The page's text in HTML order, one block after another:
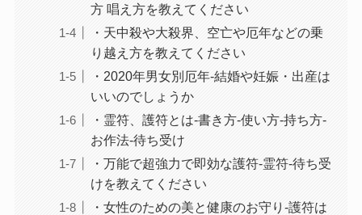
方 唱え方を教えてください
・天中殺や大殺界、空亡や厄年などの乗
り越え方を教えてください
・2020年男女別厄年-結婚や妊娠・出産は
いいのでしょうか
・霊符、護符とは-書き方-使い方-持ち方-
お作法-待ち受け
・万能で超強力で即効な護符-霊符-待ち受
けを教えてください
・女性のための美と健康のお守り-護符は